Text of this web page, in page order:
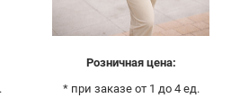
Розничная цена:
* при заказе от 1 до 4 ед.